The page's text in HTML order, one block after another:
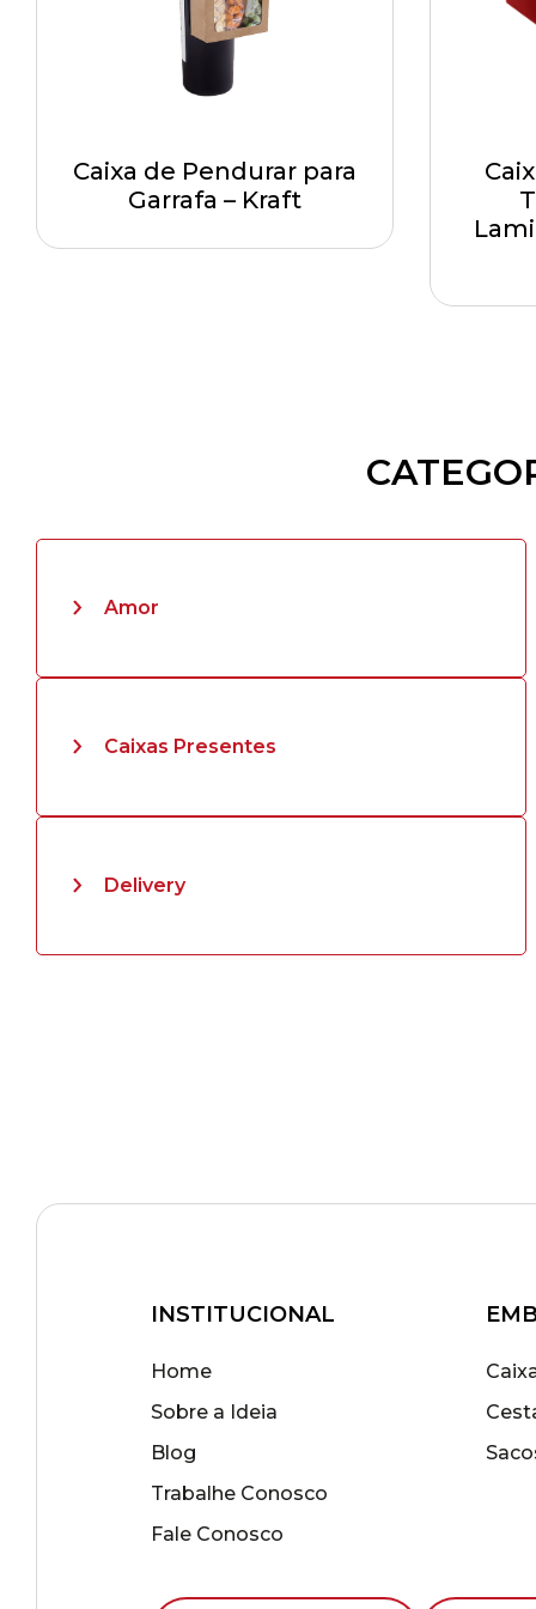
Caixa de Pendurar para
Garrafa – Kraft
Amor
Caixas Presentes
Delivery
INSTITUCIONAL
Home
Sobre a Ideia
Blog
Trabalhe Conosco
Fale Conosco